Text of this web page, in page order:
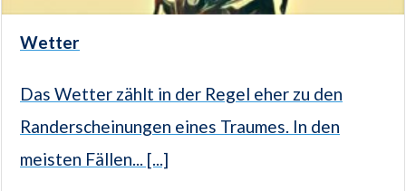
Wetter
Das Wetter zählt in der Regel eher zu den
Randerscheinungen eines Traumes. In den
meisten Fällen... [...]